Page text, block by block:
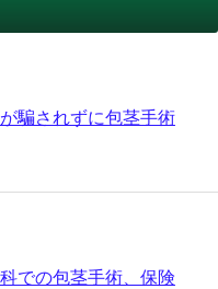
騙されずに包茎手術
での包茎手術、保険